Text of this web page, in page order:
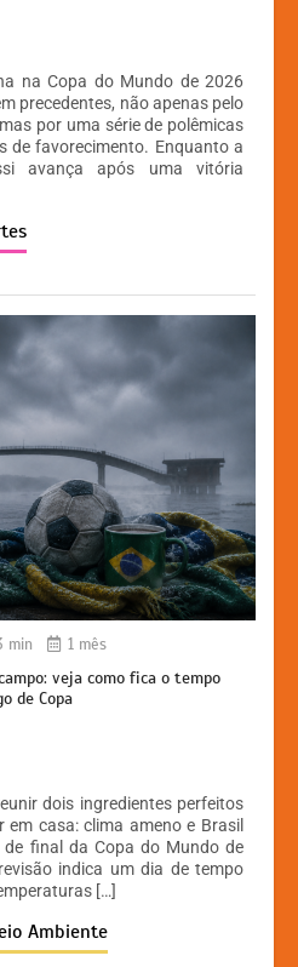
p
y
Li
n
k
na Copa do Mundo de 2026
precedentes, não apenas pelo
por uma série de polêmicas
de favorecimento. Enquanto a
avança após uma vitória
min 1 mês
veja como fica o tempo
de Copa
p
y
Li
n
dois ingredientes perfeitos
casa: clima ameno e Brasil
final da Copa do Mundo de
indica um dia de tempo
[…]
Ambiente